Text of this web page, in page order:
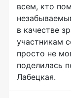
всем, кто
в качестве
участникам
просто не
поделилась
Лабецкая.